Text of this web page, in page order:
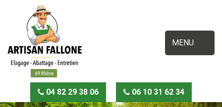
MENU
04 82 29 38 06 06 10 31 62 34